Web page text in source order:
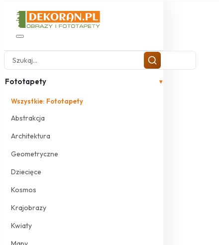
Fototapety ▾
Wszystkie: Fototapety
Abstrakcja
Architektura
Geometryczne
Dziecięce
Kosmos
Krajobrazy
Kwiaty